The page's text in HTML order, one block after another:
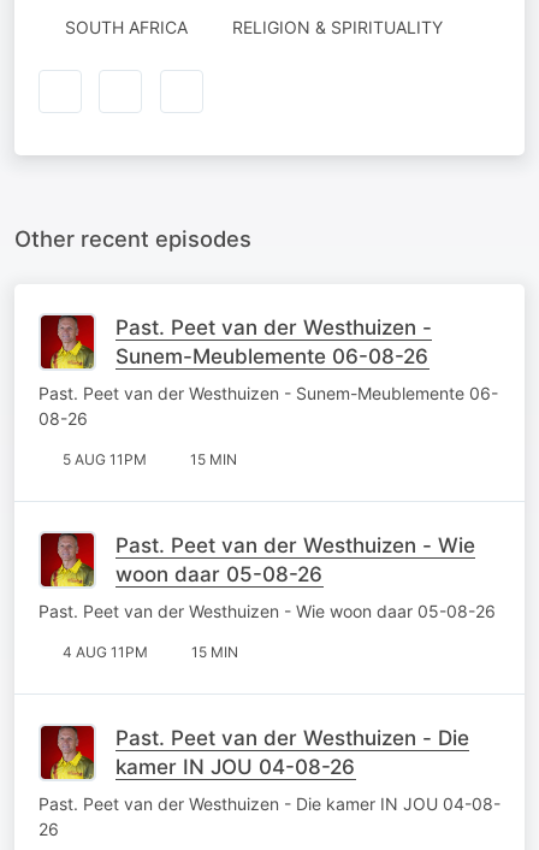
SOUTH AFRICA
RELIGION & SPIRITUALITY
Other recent episodes
Past. Peet van der Westhuizen -
Sunem-Meublemente 06-08-26
Past. Peet van der Westhuizen - Sunem-Meublemente 06-
08-26
5 AUG 11PM 15 MIN
Past. Peet van der Westhuizen - Wie
woon daar 05-08-26
Past. Peet van der Westhuizen - Wie woon daar 05-08-26
4 AUG 11PM 15 MIN
Past. Peet van der Westhuizen - Die
kamer IN JOU 04-08-26
Past. Peet van der Westhuizen - Die kamer IN JOU 04-08-
26